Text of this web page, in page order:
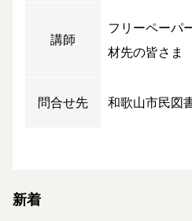
講師
フリーペーパ
材先の皆さま
問合せ先 和歌山市民図
新着